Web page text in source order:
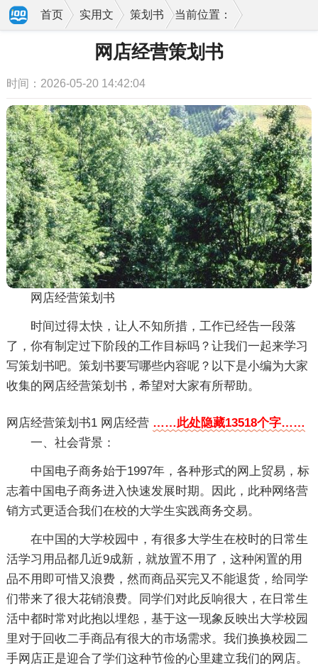
当前位置：
首页 实用文 策划书
网店经营策划书
时间：2026-05-20 14:42:04
网店经营策划书
时间过得太快，让人不知所措，工作已经告一段落
了，你有制定过下阶段的工作目标吗？让我们一起来学习
写策划书吧。策划书要写哪些内容呢？以下是小编为大家
收集的网店经营策划书，希望对大家有所帮助。
网店经营策划书1
一、社会背景：
中国电子商务始于1997年，各种形式的网上贸易，标
志着中国电子商务进入快速发展时期。因此，此种网络营
销方式更适合我们在校的大学生实践商务交易。
在中国的大学校园中，有很多大学生在校时的日常生
活学习用品都几近9成新，就放置不用了，这种闲置的用
品不用即可惜又浪费，然而商品买完又不能退货，给同学
们带来了很大花销浪费。同学们对此反响很大，在日常生
活中都时常对此抱以埋怨，基于这一现象反映出大学校园
里对于回收二手商品有很大的市场需求。我们换换校园二
手网店正是迎合了学们这种节俭的心里建立我们的网店。
网店经营 ……此处隐藏13518个字……